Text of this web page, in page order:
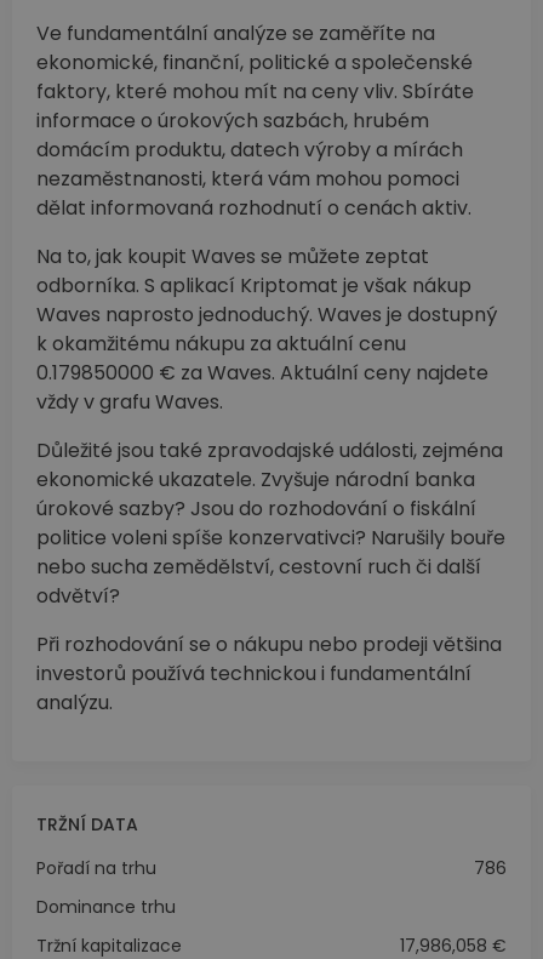
Ve fundamentální analýze se zaměříte na
ekonomické, finanční, politické a společenské
faktory, které mohou mít na ceny vliv. Sbíráte
informace o úrokových sazbách, hrubém
domácím produktu, datech výroby a mírách
nezaměstnanosti, která vám mohou pomoci
dělat informovaná rozhodnutí o cenách aktiv.
Na to, jak koupit Waves se můžete zeptat
odborníka. S aplikací Kriptomat je však nákup
Waves naprosto jednoduchý. Waves je dostupný
k okamžitému nákupu za aktuální cenu
0.179850000 € za Waves. Aktuální ceny najdete
vždy v grafu Waves.
Důležité jsou také zpravodajské události, zejména
ekonomické ukazatele. Zvyšuje národní banka
úrokové sazby? Jsou do rozhodování o fiskální
politice voleni spíše konzervativci? Narušily bouře
nebo sucha zemědělství, cestovní ruch či další
odvětví?
Při rozhodování se o nákupu nebo prodeji většina
investorů používá technickou i fundamentální
analýzu.
TRŽNÍ DATA
Pořadí na trhu
786
Dominance trhu
Tržní kapitalizace
17,986,058 €